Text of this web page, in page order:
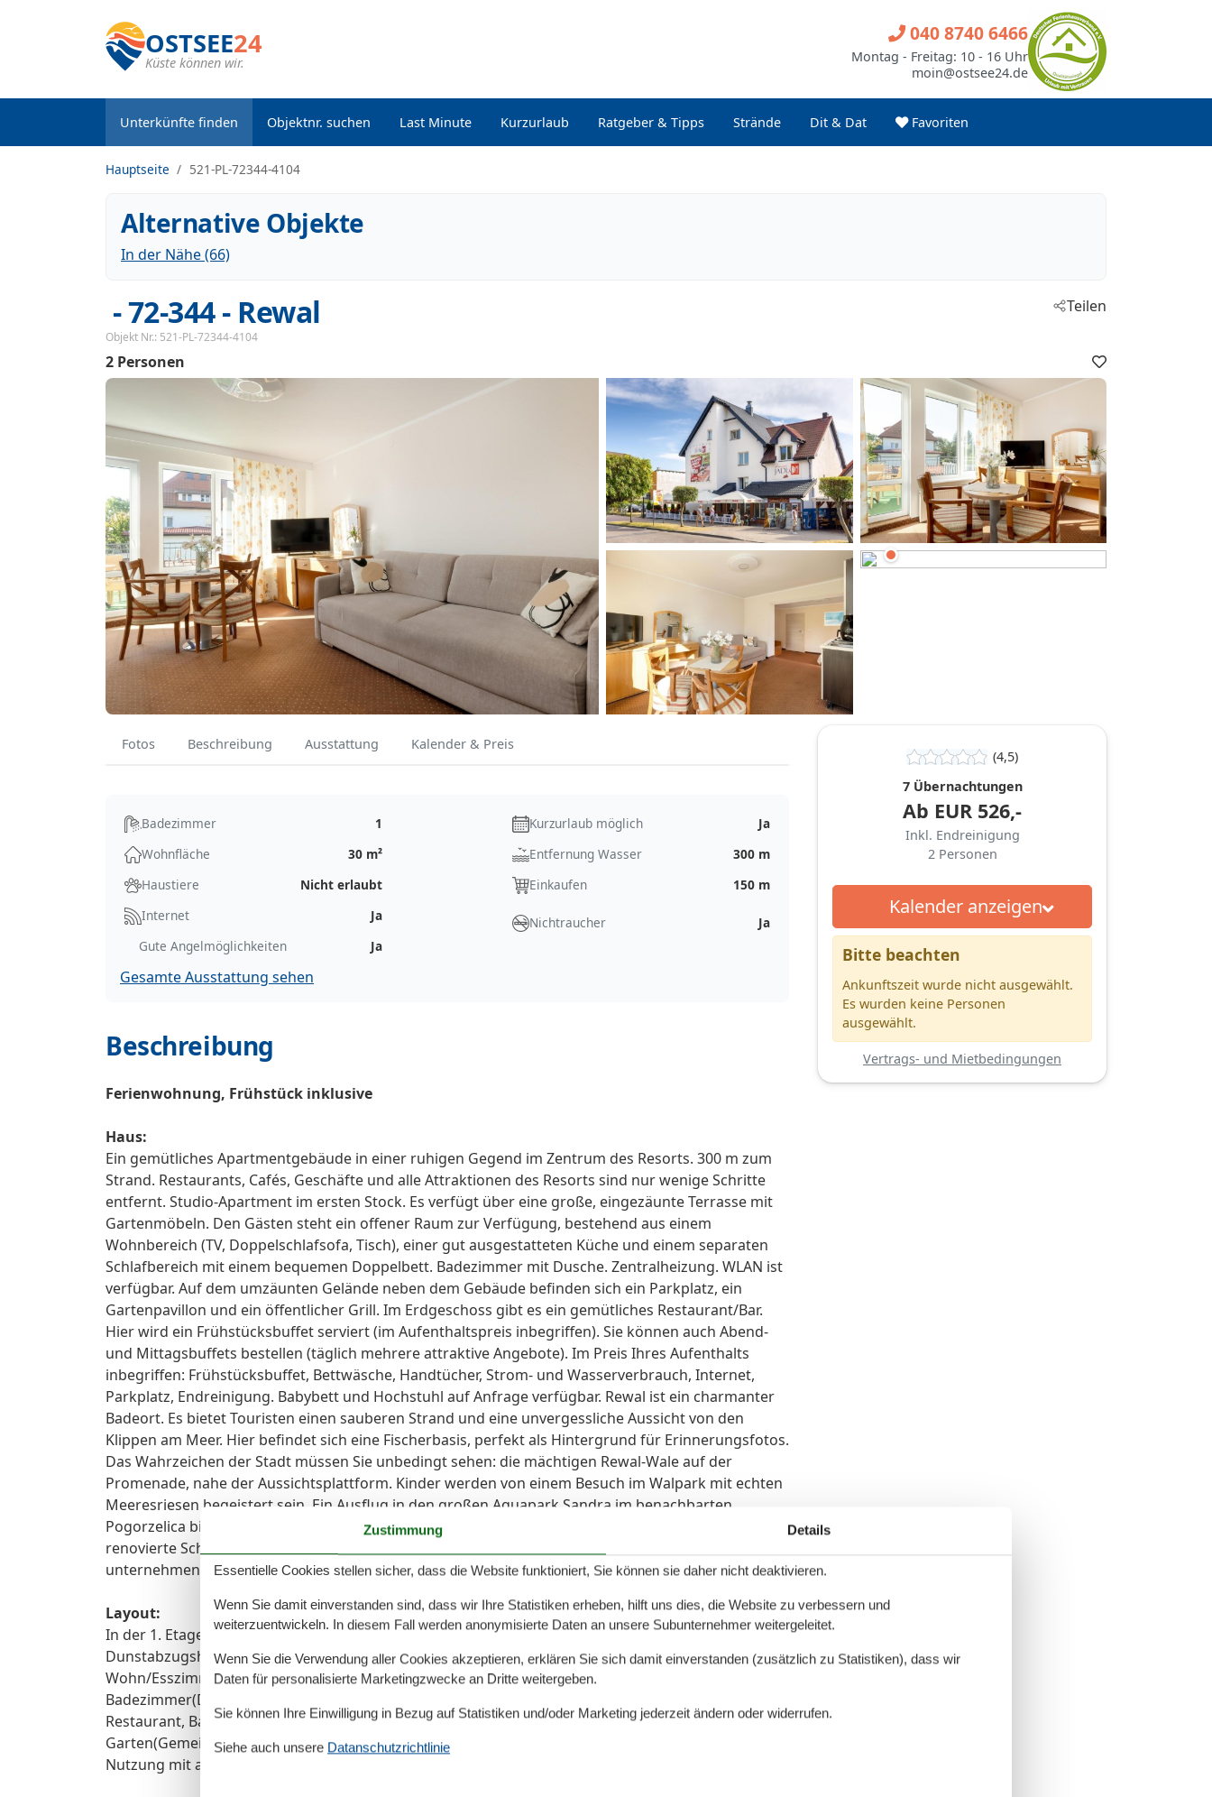
OSTSEE24
Küste können wir.
Unterkünfte finden Objektnr. suchen Last Minute Kurzurlaub Ratgeber & Tipps Strände Dit & Dat Favoriten
040 8740 6466
Montag - Freitag: 10 - 16 Uhr
moin@ostsee24.de
Hauptseite 521-PL-72344-4104
Alternative Objekte
In der Nähe (66)
- 72-344 - Rewal
Objekt Nr.: 521-PL-72344-4104
Teilen
2 Personen
Fotos Beschreibung Ausstattung Kalender & Preis
Badezimmer
1
Wohnfläche
30 m²
Haustiere
Nicht erlaubt
Kurzurlaub möglich
Ja
Entfernung Wasser
300 m
Einkaufen
150 m
Internet
Ja
Gute Angelmöglichkeiten
Ja
Nichtraucher Ja
Gesamte Ausstattung sehen
Beschreibung
Ferienwohnung, Frühstück inklusive
Haus:
Ein gemütliches Apartmentgebäude in einer ruhigen Gegend im Zentrum des Resorts. 300 m zum
Strand. Restaurants, Cafés, Geschäfte und alle Attraktionen des Resorts sind nur wenige Schritte
entfernt. Studio-Apartment im ersten Stock. Es verfügt über eine große, eingezäunte Terrasse mit
Gartenmöbeln. Den Gästen steht ein offener Raum zur Verfügung, bestehend aus einem
Wohnbereich (TV, Doppelschlafsofa, Tisch), einer gut ausgestatteten Küche und einem separaten
Schlafbereich mit einem bequemen Doppelbett. Badezimmer mit Dusche. Zentralheizung. WLAN ist
verfügbar. Auf dem umzäunten Gelände neben dem Gebäude befinden sich ein Parkplatz, ein
Gartenpavillon und ein öffentlicher Grill. Im Erdgeschoss gibt es ein gemütliches Restaurant/Bar.
Hier wird ein Frühstücksbuffet serviert (im Aufenthaltspreis inbegriffen). Sie können auch Abend-
und Mittagsbuffets bestellen (täglich mehrere attraktive Angebote). Im Preis Ihres Aufenthalts
inbegriffen: Frühstücksbuffet, Bettwäsche, Handtücher, Strom- und Wasserverbrauch, Internet,
Parkplatz, Endreinigung. Babybett und Hochstuhl auf Anfrage verfügbar. Rewal ist ein charmanter
Badeort. Es bietet Touristen einen sauberen Strand und eine unvergessliche Aussicht von den
Klippen am Meer. Hier befindet sich eine Fischerbasis, perfekt als Hintergrund für Erinnerungsfotos.
Das Wahrzeichen der Stadt müssen Sie unbedingt sehen: die mächtigen Rewal-Wale auf der
Promenade, nahe der Aussichtsplattform. Kinder werden von einem Besuch im Walpark mit echten
Meeresriesen begeistert sein. Ein Ausflug in den großen Aquapark Sandra im benachbarten
Pogorzelica bietet fantastische Unterhaltung für die ganze Familie. Der Stolz der Stadt ist die
renovierte Schmalspurbahn, mit der man reizvolle Ausflüge in die benachbarten Ferienorte
unternehmen kann.
Layout:
In der 1. Etage: (offene Küche(Kochplatte(2 Kochplatten, elektrisch), Wasserkocher, Toaster,
Dunstabzugshaube, Kaffeemaschine, Mikrowelle, Kühl-/Gefrierkombination),
Wohn/Esszimmer(Doppelschlafcouch, TV(Flatscreen), Esstisch), Schlafnische(Doppelbett),
Badezimmer(Dusche, Waschbecken, Toilette, Föhn)) Zentraler Grill, Rezeption, Internet, Parkplatz,
Restaurant, Bar, Heizung(Zentral), Terrasse(alleinige Nutzung, umzäunt, 15 m2),
Garten(Gemeinschaftliche Nutzung mit anderen Gästen), Gartenmöbel, Rutsche(Gemeinschaftliche
Nutzung mit anderen Gästen), Hochstuhl, Gartenhaus, Schaukel, Babybett (kostenlos)
(4,5)
7 Übernachtungen
Ab EUR 526,-
Inkl. Endreinigung
2 Personen
Kalender anzeigen
Bitte beachten
Ankunftszeit wurde nicht ausgewählt.
Es wurden keine Personen
ausgewählt.
Vertrags- und Mietbedingungen
Zustimmung Details
Essentielle Cookies stellen sicher, dass die Website funktioniert, Sie können sie daher nicht deaktivieren.
Wenn Sie damit einverstanden sind, dass wir Ihre Statistiken erheben, hilft uns dies, die Website zu verbessern und
weiterzuentwickeln. In diesem Fall werden anonymisierte Daten an unsere Subunternehmer weitergeleitet.
Wenn Sie die Verwendung aller Cookies akzeptieren, erklären Sie sich damit einverstanden (zusätzlich zu Statistiken), dass wir
Daten für personalisierte Marketingzwecke an Dritte weitergeben.
Sie können Ihre Einwilligung in Bezug auf Statistiken und/oder Marketing jederzeit ändern oder widerrufen.
Siehe auch unsere Datanschutzrichtlinie